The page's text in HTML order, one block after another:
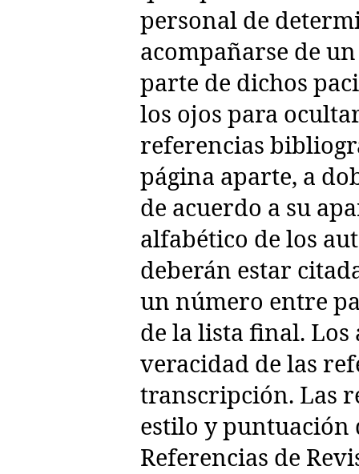
personal de
acompañarse de
parte de dichos
los ojos para
referencias
página aparte, a
de acuerdo a su
alfabético de los
deberán estar
un número entre
de la lista final. Los
veracidad de las
transcripción. Las
estilo y
Referencias de